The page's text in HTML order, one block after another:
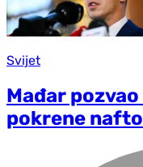
Svijet
Mađar
pokrene